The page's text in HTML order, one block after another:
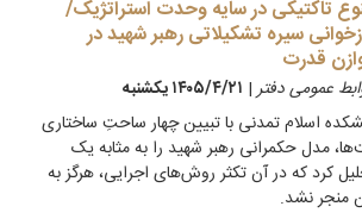
تاکتیکی در سایه وحدت استراتژیک/
سیره تشکیلاتی رهبر شهید در
قدرت
عمومی دفتر| ۱۴۰۵/۴/۲۱ يكشنبه
اسلام تمدنی با تبیین چهار ساحتِ ساختاری
مدل حکمرانی رهبر شهید را به مثابه یک
کرد که در آن تکثر روش‌های اجرایی، هرگز به
منجر نشد.